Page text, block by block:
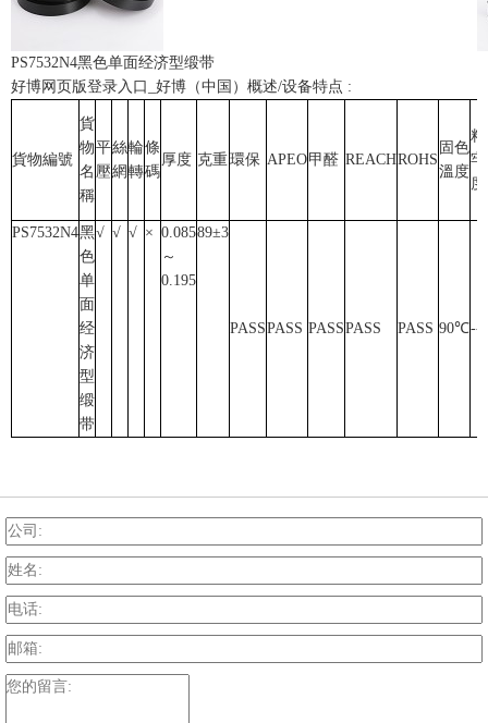
PS7532N4黑色单面经济型缎带
好博网页版登录入口_好博（中国）概述/设备特点 :
貨物編號
貨
物
名
稱
平
壓
絲
網
輪
轉
條
碼
厚度 克重環保 APEO甲醛 REACHROHS
固色
溫度
粘
牢
度
PS7532N4黑
色
单
面
经
济
型
缎
带
√ √ √ × 0.085
～
0.195
89±3
PASSPASS PASSPASS PASS 90℃--